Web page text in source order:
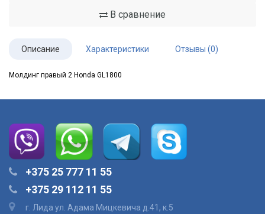
В сравнение
Описание Характеристики Отзывы (0)
Молдинг правый 2 Honda GL1800
+375 25 777 11 55
+375 29 112 11 55
г. Лида ул. Адама Мицкевича д.41, к.5